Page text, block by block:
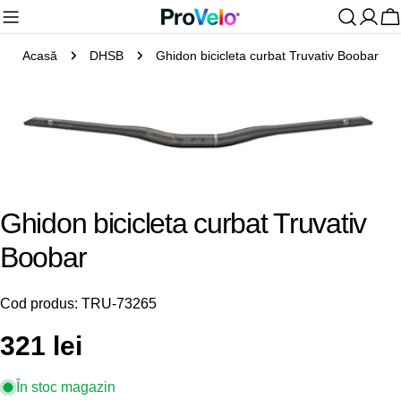
Sari
la
conținut
Acasă DHSB Ghidon bicicleta curbat Truvativ Boobar
informațiile
media 0 în mod modal
Ghidon bicicleta curbat Truvativ
Boobar
Cod produs: TRU-73265
Preț
obișnuit
321 lei
În stoc magazin